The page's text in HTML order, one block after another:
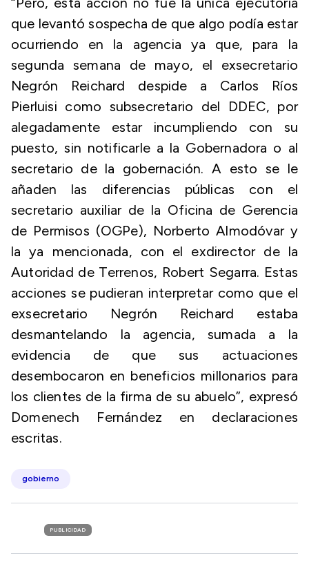
que levantó sospecha de que algo podía estar
ocurriendo en la agencia ya que, para la
segunda semana de mayo, el exsecretario
Negrón Reichard despide a Carlos Ríos
Pierluisi como subsecretario del DDEC, por
alegadamente estar incumpliendo con su
puesto, sin notificarle a la Gobernadora o al
secretario de la gobernación. A esto se le
añaden las diferencias públicas con el
secretario auxiliar de la Oficina de Gerencia
de Permisos (OGPe), Norberto Almodóvar y
la ya mencionada, con el exdirector de la
Autoridad de Terrenos, Robert Segarra. Estas
acciones se pudieran interpretar como que el
exsecretario Negrón Reichard estaba
desmantelando la agencia, sumada a la
evidencia de que sus actuaciones
desembocaron en beneficios millonarios para
los clientes de la firma de su abuelo”, expresó
Domenech Fernández en declaraciones
escritas.
gobierno
PUBLICIDAD